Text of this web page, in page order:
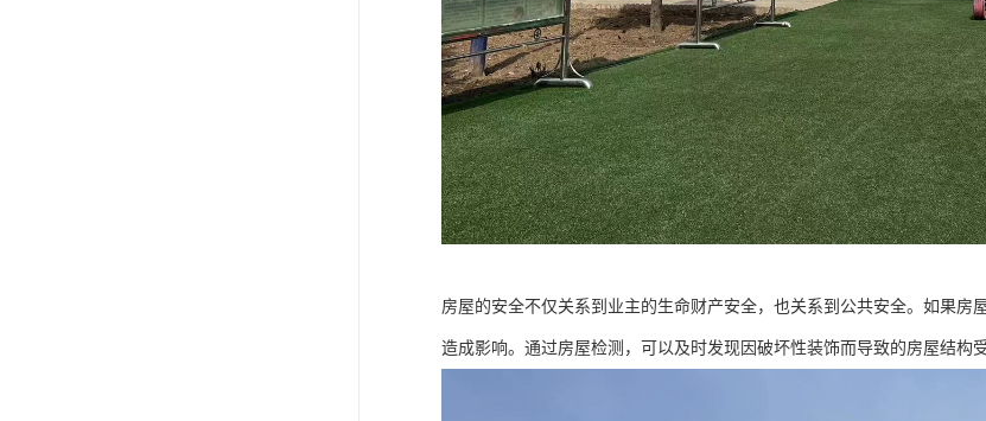
房屋的安全不仅关系到业主的生命财产安全，也关系到公共安全。如果房
造成影响。通过房屋检测，可以及时发现因破坏性装饰而导致的房屋结构